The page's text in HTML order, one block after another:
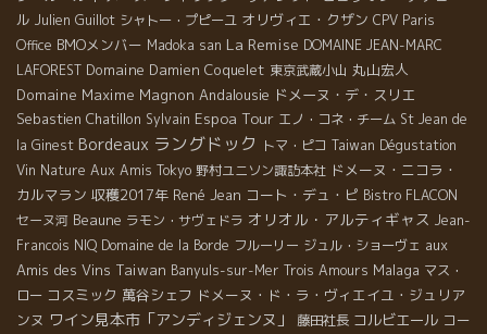
ル Julien Guillot シャトー・プピーユ オリヴィエ・クザン CPV Paris
Office BMOメンバー Madoka san La Remise DOMAINE JEAN-MARC
LAFOREST Domaine Damien Coquelet 東京武蔵小山 丸山宏人
Domaine Maxime Magnon Andalousie ドメーヌ・デ・スリエ
Sebastien Chatillon Sylvain Espoa Tour エノ・コネ・チーム St Jean de
la Ginest Bordeaux ラングドック トマ・ピコ Taiwan Dégustation
Vin Nature Aux Amis Tokyo 野村ユニソン諏訪本社 ドメーヌ・ニコラ・
カルマラン 収穫2017年 René Jean コート・デュ・ピ Bistro FLACON
セーヌ河 Beaune ラモン・サヴェドラ オリオル・アルティギャス Jean-
Francois NIQ Domaine de la Borde フルーリー ジュル・ショーヴェ aux
Amis des Vins Taiwan Banyuls-sur-Mer Trois Amours Malaga マス・
ロー コスミック 萬谷シェフ ドメーヌ・ド・ラ・ヴィエイユ・ジュリア
ンヌ ワイン見本市「アンディジェンヌ」 藤田社長 コルビエール コー